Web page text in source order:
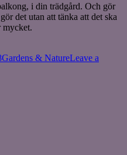
i din trädgård. Och gör
det utan att tänka att det ska
mycket.
Categories
Gardens & NatureLeave a